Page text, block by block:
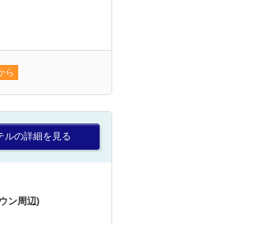
ら
ルの詳細を見る
ン周辺)